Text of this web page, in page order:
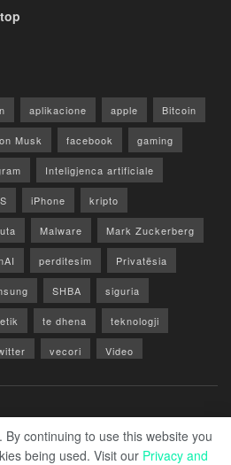
aplikacione apple Bitcoin
Musk facebook gaming
Inteligjenca artificiale
iPhone kripto
Malware Mark Zuckerberg
perditesim Privatësia
SHBA siguria
te dhena teknologji
vecori Video
continuing to use this website you
being used. Visit our Privacy and